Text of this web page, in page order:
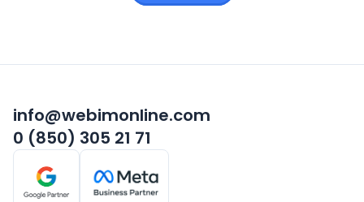
info@webimonline.com
0 (850) 305 21 71